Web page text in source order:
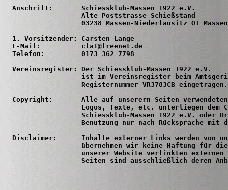
  Anschrift:       Schiessklub-Massen 1922 e.V.
                   Alte Poststrasse Schießstand
                   03238 Massen-Niederlausitz OT Massen
  1. Vorsitzender: Carsten Lange
  E-Mail:          cla1@freenet.de
  Telefon:         0173 362 7798
  Vereinsregister: Der Schiessklub-Massen 1922 e.V.
ist im Vereinsregister beim
                   Registernummer VR3783CB eingetragen.
Copyright:       Alle auf unserern Seiten
Logos, Texte, etc. unterliegen dem
Schiessklub-Massen 1922 e.V. oder
Benutzung nur nach Rücksprache mit
Disclaimer:      Inhalte externer Links werden von
übernehmen wir keine Haftung für
unserer Website verlinkten